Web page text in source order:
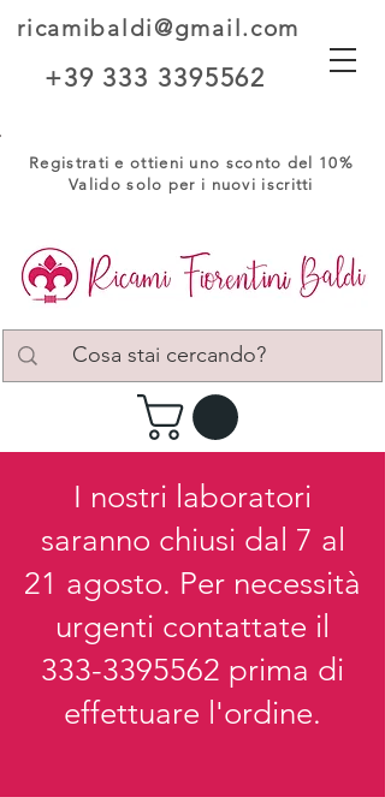
ricamibaldi@gmail.com
+39 333 3395562
Registrati e ottieni uno sconto del 10%
Valido solo per i nuovi iscritti
I nostri laboratori
saranno chiusi dal 7 al
21 agosto. Per necessità
urgenti contattate il
333-3395562 prima di
effettuare l'ordine.